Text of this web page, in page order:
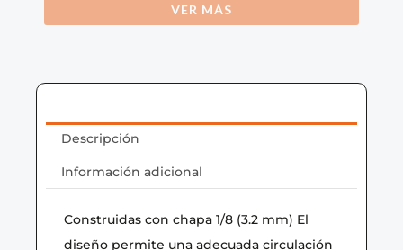
VER MÁS
Descripción
Información adicional
Construidas con chapa 1/8 (3.2 mm) El
diseño permite una adecuada circulación